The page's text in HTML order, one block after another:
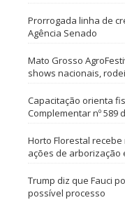
Prorrogada linha de
Agência Senado
Mato Grosso
shows nacionais,
Capacitação orienta
Complementar nº
Horto Florestal
ações de arborização
Trump diz que Fauci
possível processo